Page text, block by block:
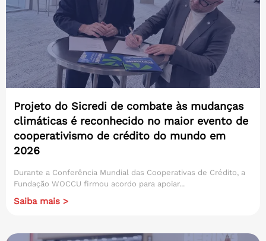
Projeto do Sicredi de combate às mudanças
climáticas é reconhecido no maior evento de
cooperativismo de crédito do mundo em
2026
Durante a Conferência Mundial das Cooperativas de Crédito, a
Fundação WOCCU firmou acordo para apoiar...
Saiba mais >